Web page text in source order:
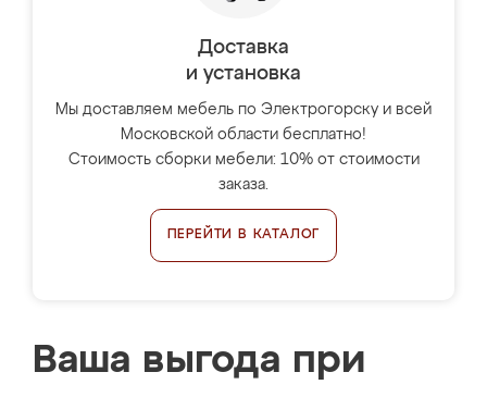
Доставка
и установка
Мы доставляем мебель по Электрогорску и всей
Московской области бесплатно!
Стоимость сборки мебели: 10% от стоимости
заказа.
ПЕРЕЙТИ В КАТАЛОГ
Ваша выгода при